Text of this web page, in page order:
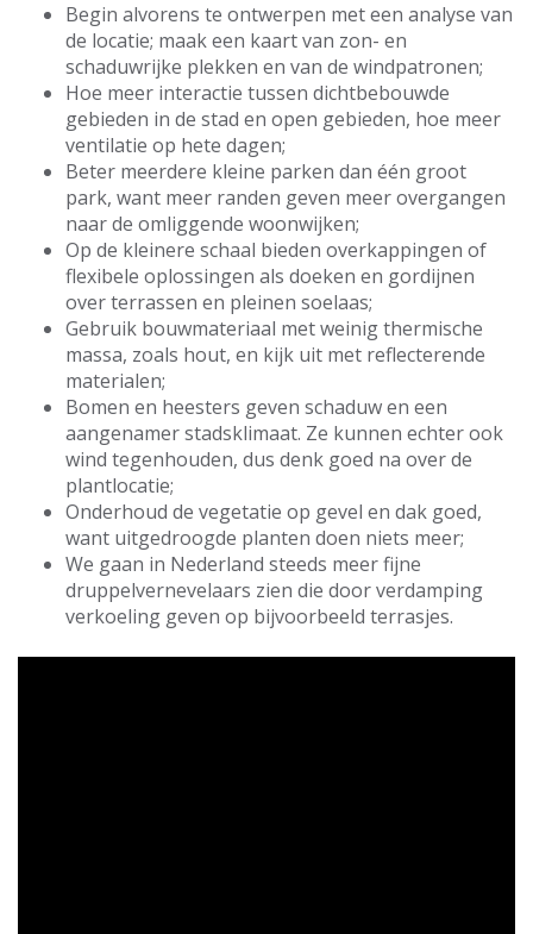
Begin alvorens te ontwerpen met een analyse van
de locatie; maak een kaart van zon- en
schaduwrijke plekken en van de windpatronen;
Hoe meer interactie tussen dichtbebouwde
gebieden in de stad en open gebieden, hoe meer
ventilatie op hete dagen;
Beter meerdere kleine parken dan één groot
park, want meer randen geven meer overgangen
naar de omliggende woonwijken;
Op de kleinere schaal bieden overkappingen of
flexibele oplossingen als doeken en gordijnen
over terrassen en pleinen soelaas;
Gebruik bouwmateriaal met weinig thermische
massa, zoals hout, en kijk uit met reflecterende
materialen;
Bomen en heesters geven schaduw en een
aangenamer stadsklimaat. Ze kunnen echter ook
wind tegenhouden, dus denk goed na over de
plantlocatie;
Onderhoud de vegetatie op gevel en dak goed,
want uitgedroogde planten doen niets meer;
We gaan in Nederland steeds meer fijne
druppelvernevelaars zien die door verdamping
verkoeling geven op bijvoorbeeld terrasjes.